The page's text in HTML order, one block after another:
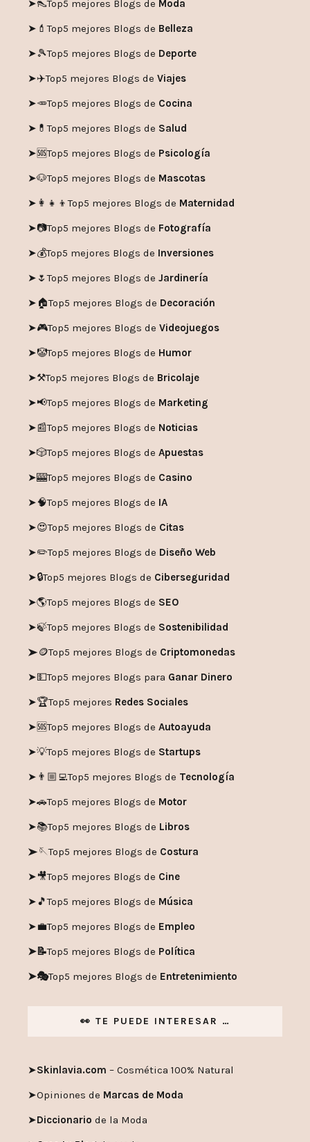
➤👠Top5 mejores Blogs de Moda
➤💄Top5 mejores Blogs de Belleza
➤🎾Top5 mejores Blogs de Deporte
➤✈️Top5 mejores Blogs de Viajes
➤🥕Top5 mejores Blogs de Cocina
➤💊Top5 mejores Blogs de Salud
➤🆘Top5 mejores Blogs de Psicología
➤🐶Top5 mejores Blogs de Mascotas
➤👩‍👧‍👦Top5 mejores Blogs de Maternidad
➤📷Top5 mejores Blogs de Fotografía
➤💰Top5 mejores Blogs de Inversiones
➤🌷Top5 mejores Blogs de Jardinería
➤🏠Top5 mejores Blogs de Decoración
➤🎮Top5 mejores Blogs de Videojuegos
➤🤡Top5 mejores Blogs de Humor
➤⚒️Top5 mejores Blogs de Bricolaje
➤📢Top5 mejores Blogs de Marketing
➤📰Top5 mejores Blogs de Noticias
➤🎲Top5 mejores Blogs de Apuestas
➤🎰Top5 mejores Blogs de Casino
➤🧠Top5 mejores Blogs de IA
➤😍Top5 mejores Blogs de Citas
➤✏️Top5 mejores Blogs de Diseño Web
➤🔒Top5 mejores Blogs de Ciberseguridad
➤🌎Top5 mejores Blogs de SEO
➤🍃Top5 mejores Blogs de Sostenibilidad
➤🪙Top5 mejores Blogs de Criptomonedas
➤💵Top5 mejores Blogs para Ganar Dinero
➤🏆Top5 mejores Redes Sociales
➤🆘Top5 mejores Blogs de Autoayuda
➤💡Top5 mejores Blogs de Startups
➤👨🏼‍💻Top5 mejores Blogs de Tecnología
➤🚗Top5 mejores Blogs de Motor
➤📚Top5 mejores Blogs de Libros
➤🪡Top5 mejores Blogs de Costura
➤🎥Top5 mejores Blogs de Cine
➤🎵Top5 mejores Blogs de Música
➤💼Top5 mejores Blogs de Empleo
➤📝Top5 mejores Blogs de Política
➤🎭Top5 mejores Blogs de Entretenimiento
👀 TE PUEDE INTERESAR …
➤Skinlavia.com – Cosmética 100% Natural
➤Opiniones de Marcas de Moda
➤Diccionario de la Moda